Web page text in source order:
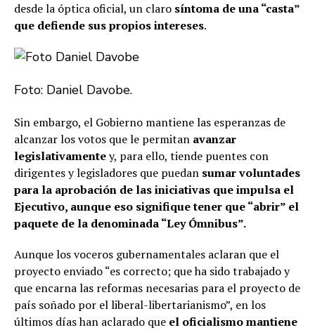
desde la óptica oficial, un claro síntoma de una “casta”
que defiende sus propios intereses.
Foto: Daniel Davobe.
Sin embargo, el Gobierno mantiene las esperanzas de
alcanzar los votos que le permitan avanzar
legislativamentey, para ello, tiende puentes con
dirigentes y legisladores que puedan sumar voluntades
para la aprobación de las iniciativas que impulsa el
Ejecutivo, aunque eso signifique tener que “abrir” el
paquete de la denominada “Ley Ómnibus”.
Aunque los voceros gubernamentales aclaran que el
proyecto enviado “es correcto; que ha sido trabajado y
que encarna las reformas necesarias para el proyecto de
país soñado por el liberal-libertarianismo”, en los
últimos días han aclarado que el oficialismo mantiene